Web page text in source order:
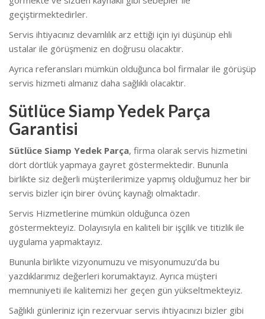
geçiştirmektedirler.
Servis ihtiyacınız devamlılık arz ettiği için iyi düşünüp ehli
ustalar ile görüşmeniz en doğrusu olacaktır.
Ayrıca referansları mümkün olduğunca bol firmalar ile görüşüp
servis hizmeti almanız daha sağlıklı olacaktır.
Sütlüce Siamp Yedek Parça
Garantisi
Sütlüce Siamp Yedek Parça, firma olarak servis hizmetini
dört dörtlük yapmaya gayret göstermektedir. Bununla
birlikte siz değerli müşterilerimize yapmış olduğumuz her bir
servis bizler için birer övünç kaynağı olmaktadır.
Servis Hizmetlerine mümkün olduğunca özen
göstermekteyiz. Dolayısıyla en kaliteli bir işçilik ve titizlik ile
uygulama yapmaktayız.
Bununla birlikte vizyonumuzu ve misyonumuzu’da bu
yazdıklarımız değerleri korumaktayız. Ayrıca müşteri
memnuniyeti ile kalitemizi her geçen gün yükseltmekteyiz.
Sağlıklı günleriniz için rezervuar servis ihtiyacınızı bizler gibi